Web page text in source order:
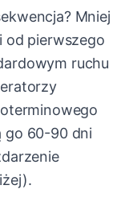
Mniej
pierwszego
ruchu
go 60-90 dni